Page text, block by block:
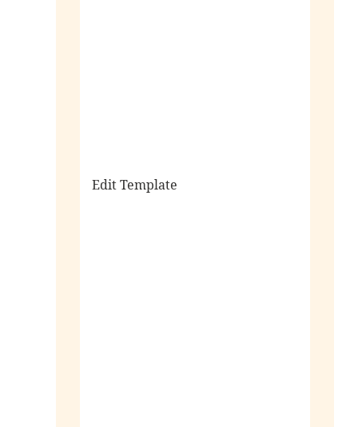
Edit Template